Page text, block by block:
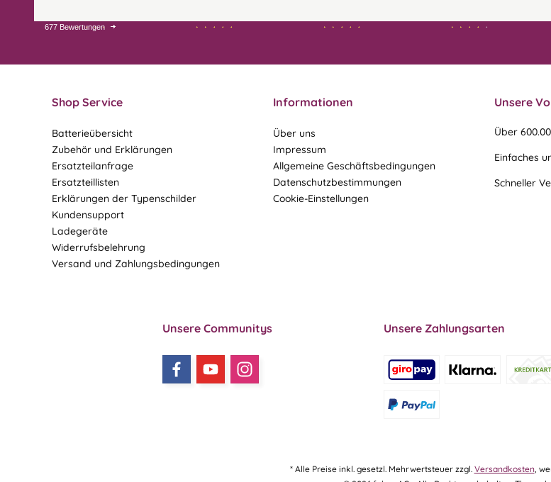
28.07.26
677 Bewertungen
Shop Service
Batterieübersicht
Zubehör und Erklärungen
Ersatzteilanfrage
Ersatzteillisten
Erklärungen der Typenschilder
Kundensupport
Ladegeräte
Widerrufsbelehrung
Versand und Zahlungsbedingungen
Informationen
Über uns
Impressum
Allgemeine Geschäftsbedingungen
Datenschutzbestimmungen
Cookie-Einstellungen
Unsere
Über
Einfaches
Schneller
Unsere Communitys Unsere Zahlungsarten
* Alle Preise inkl. gesetzl. Mehrwertsteuer zzgl. Versandkosten,